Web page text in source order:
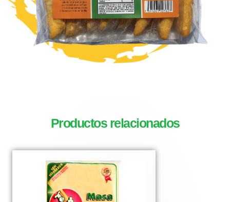
Productos relacionados